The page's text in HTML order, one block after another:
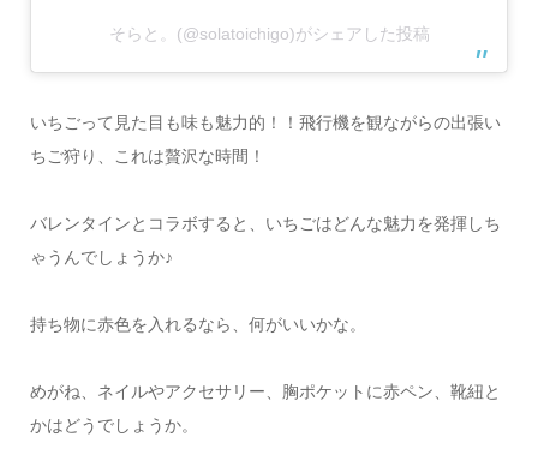
そらと。(@solatoichigo)がシェアした投稿
いちごって見た目も味も魅力的！！飛行機を観ながらの出張い
ちご狩り、これは贅沢な時間！
バレンタインとコラボすると、いちごはどんな魅力を発揮しち
ゃうんでしょうか♪
持ち物に赤色を入れるなら、何がいいかな。
めがね、ネイルやアクセサリー、胸ポケットに赤ペン、靴紐と
かはどうでしょうか。